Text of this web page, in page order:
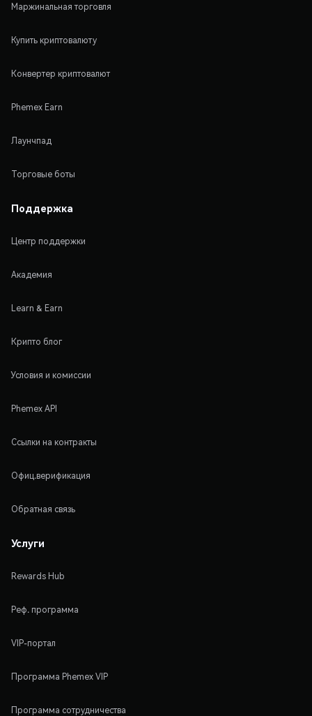
Маржинальная торговля
Купить криптовалюту
Конвертер криптовалют
Phemex Earn
Лаунчпад
Торговые боты
Поддержка
Центр поддержки
Академия
Learn & Earn
Крипто блог
Условия и комиссии
Phemex API
Ссылки на контракты
Офиц.верификация
Обратная связь
Услуги
Rewards Hub
Реф. программа
VIP-портал
Программа Phemex VIP
Программа сотрудничества